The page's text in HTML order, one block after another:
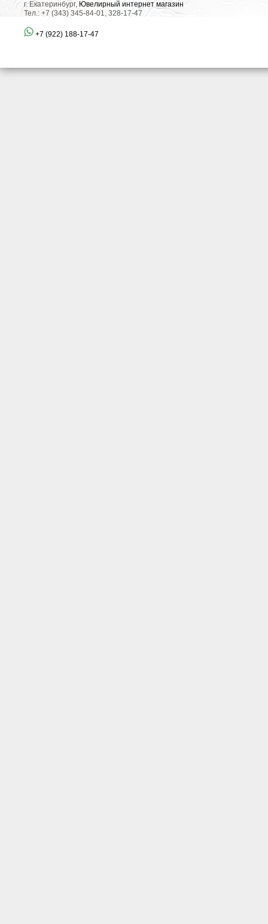
г. Екатеринбург, Ювелирный интернет магазин
Тел.: +7 (343) 345-84-01, 328-17-47
+7 (922) 188-17-47